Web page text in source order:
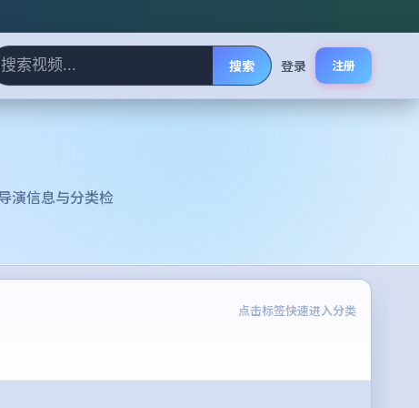
搜索 登录 注册
演信息与分类检
点击标签快速进入分类